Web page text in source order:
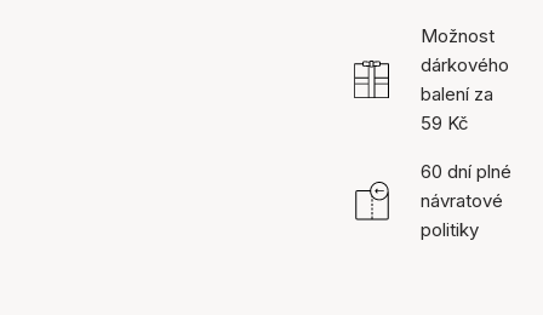
Možnost
dárkového
balení za
59 Kč
60 dní plné
návratové
politiky